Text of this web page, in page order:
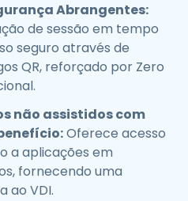
Abrangentes:
de sessão em tempo
seguro através de
QR, reforçado por Zero
não assistidos com
Oferece acesso
a aplicações em
fornecendo uma
ao VDI.